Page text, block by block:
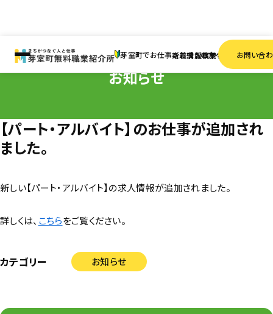
芽室町でお仕事をお探しの方へ
新着情報求人検索事業者一覧お問い合
お知らせ
【パート・アルバイト】のお仕事が追加され
ました。
新しい【パート・アルバイト】の求人情報が追加されました。
詳しくは、 こちらをご覧ください。
カテゴリー お知らせ